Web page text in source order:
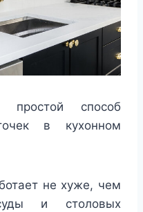
способ
в кухонном
не хуже, чем
и столовых